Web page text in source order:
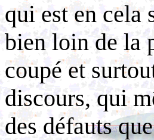
qui est en cela
bien loin de la
coupé et
discours, qui
des défauts